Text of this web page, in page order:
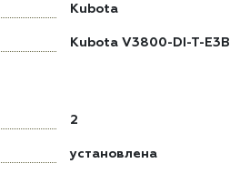
Kubota
Kubota V3800-DI-T-E3B
2
установлена